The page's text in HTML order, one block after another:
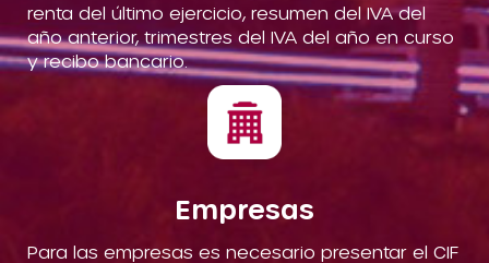
renta del último ejercicio, resumen del IVA del
año anterior, trimestres del IVA del año en curso
y recibo bancario.
Empresas
Para las empresas es necesario presentar el CIF